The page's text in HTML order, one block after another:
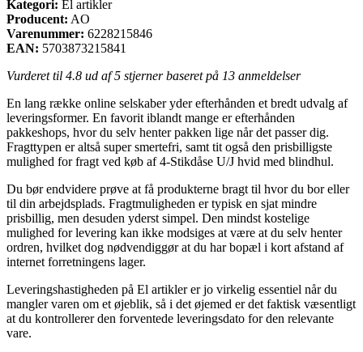
Kategori: El artikler
Producent: AO
Varenummer: 6228215846
EAN: 5703873215841
Vurderet til 4.8 ud af 5 stjerner baseret på 13 anmeldelser
En lang række online selskaber yder efterhånden et bredt udvalg af
leveringsformer. En favorit iblandt mange er efterhånden
pakkeshops, hvor du selv henter pakken lige når det passer dig.
Fragttypen er altså super smertefri, samt tit også den prisbilligste
mulighed for fragt ved køb af 4-Stikdåse U/J hvid med blindhul.
Du bør endvidere prøve at få produkterne bragt til hvor du bor eller
til din arbejdsplads. Fragtmuligheden er typisk en sjat mindre
prisbillig, men desuden yderst simpel. Den mindst kostelige
mulighed for levering kan ikke modsiges at være at du selv henter
ordren, hvilket dog nødvendiggør at du har bopæl i kort afstand af
internet forretningens lager.
Leveringshastigheden på El artikler er jo virkelig essentiel når du
mangler varen om et øjeblik, så i det øjemed er det faktisk væsentligt
at du kontrollerer den forventede leveringsdato for den relevante
vare.